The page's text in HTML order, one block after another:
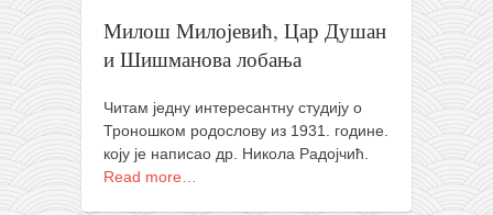
православље
забрањена историја
породичне приче
прота Воја
Милош Милојевић, Цар Душан
и Шишманова лобања
Читам једну интересантну студију о
Троношком родослову из 1931. године.
коју је написао др. Никола Радојчић.
Read more…